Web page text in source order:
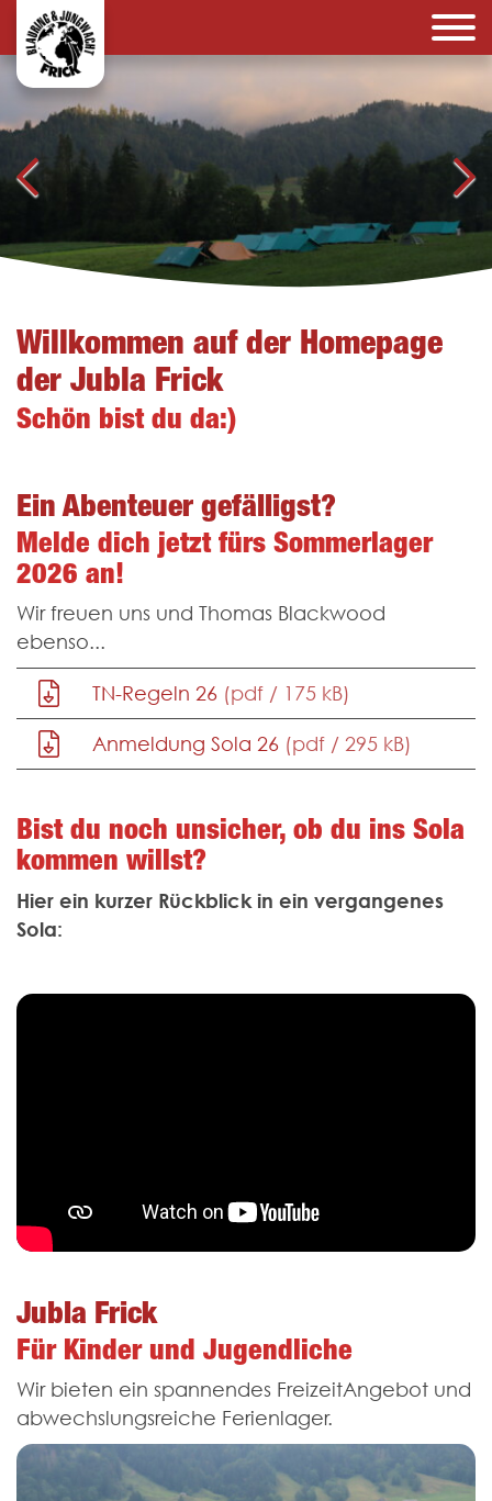
Willkommen auf der Homepage
der Jubla Frick
Schön bist du da:)
Ein Abenteuer gefälligst?
Melde dich jetzt fürs Sommerlager
2026 an!
Wir freuen uns und Thomas Blackwood
ebenso...
TN-Regeln 26 (pdf / 175 kB)
Anmeldung Sola 26 (pdf / 295 kB)
Bist du noch unsicher, ob du ins Sola
kommen willst?
Hier ein kurzer Rückblick in ein vergangenes
Sola:
Jubla Frick
Für Kinder und Jugendliche
Wir bieten ein spannendes Freizeit­Angebot und
abwechslungsreiche Ferienlager.